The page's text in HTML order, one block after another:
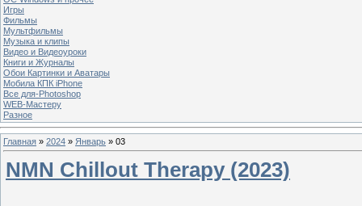
Игры
Фильмы
Мультфильмы
Музыка и клипы
Видео и Видеоуроки
Книги и Журналы
Обои Картинки и Аватары
Мобила КПК iPhone
Все для-Photoshop
WEB-Мастеру
Разное
Главная » 2024 » Январь » 03
NMN Chillout Therapy (2023)